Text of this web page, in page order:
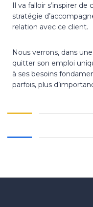
Il va falloir s’inspirer
stratégie
relation avec ce client.
Nous verrons, dans
quitter son emploi
à ses besoins
parfois, plus